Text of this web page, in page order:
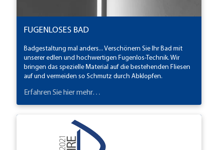
FUGENLOSES BAD
Badgestaltung mal anders... Verschönern Sie Ihr Bad mit
unserer edlen und hochwertigen Fugenlos-Technik. Wir
bringen das spezielle Material auf die bestehenden Fliesen
auf und vermeiden so Schmutz durch Abklopfen.
Erfahren Sie hier mehr…